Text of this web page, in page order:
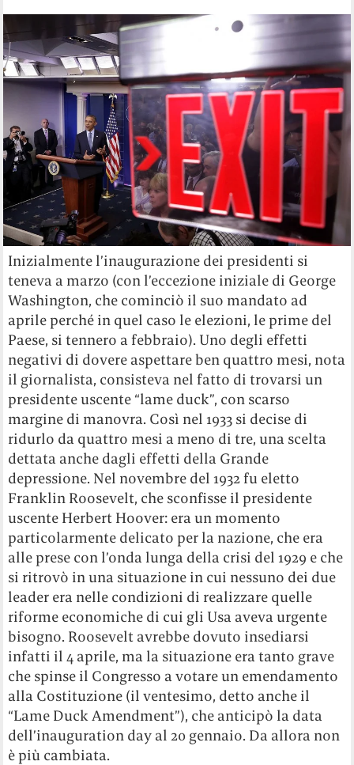
Inizialmente l’inaugurazione dei presidenti si
teneva a marzo (con l’eccezione iniziale di George
Washington, che cominciò il suo mandato ad
aprile perché in quel caso le elezioni, le prime del
Paese, si tennero a febbraio). Uno degli effetti
negativi di dovere aspettare ben quattro mesi, nota
il giornalista, consisteva nel fatto di trovarsi un
presidente uscente “lame duck”, con scarso
margine di manovra. Così nel 1933 si decise di
ridurlo da quattro mesi a meno di tre, una scelta
dettata anche dagli effetti della Grande
depressione. Nel novembre del 1932 fu eletto
Franklin Roosevelt, che sconfisse il presidente
uscente Herbert Hoover: era un momento
particolarmente delicato per la nazione, che era
alle prese con l’onda lunga della crisi del 1929 e che
si ritrovò in una situazione in cui nessuno dei due
leader era nelle condizioni di realizzare quelle
riforme economiche di cui gli Usa aveva urgente
bisogno. Roosevelt avrebbe dovuto insediarsi
infatti il 4 aprile, ma la situazione era tanto grave
che spinse il Congresso a votare un emendamento
alla Costituzione (il ventesimo, detto anche il
“Lame Duck Amendment”), che anticipò la data
dell’inauguration day al 20 gennaio. Da allora non
è più cambiata.